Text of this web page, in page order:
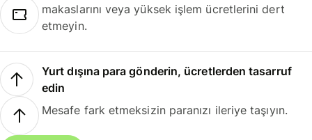
makaslarını veya yüksek işlem ücretlerini dert
etmeyin.
Yurt dışına para gönderin, ücretlerden tasarruf
edin
Mesafe fark etmeksizin paranızı ileriye taşıyın.